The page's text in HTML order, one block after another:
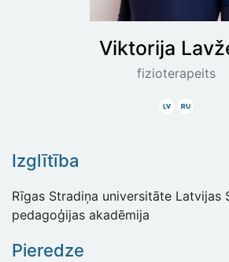
Viktorija
fizioterapeits
LatviskiKrieviski
Izglītība
Rīgas Stradiņa universitāte Latvijas
pedagoģijas akadēmija
Pieredze